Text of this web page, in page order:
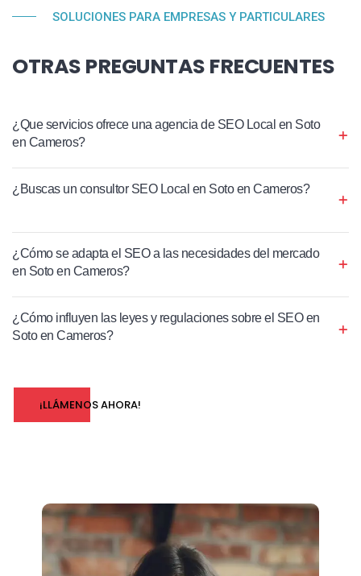
SOLUCIONES PARA EMPRESAS Y PARTICULARES
OTRAS PREGUNTAS FRECUENTES
¿Que servicios ofrece una agencia de SEO Local en Soto
en Cameros?
¿Buscas un consultor SEO Local en Soto en Cameros?
¿Cómo se adapta el SEO a las necesidades del mercado
en Soto en Cameros?
¿Cómo influyen las leyes y regulaciones sobre el SEO en
Soto en Cameros?
¡LLÁMENOS AHORA!